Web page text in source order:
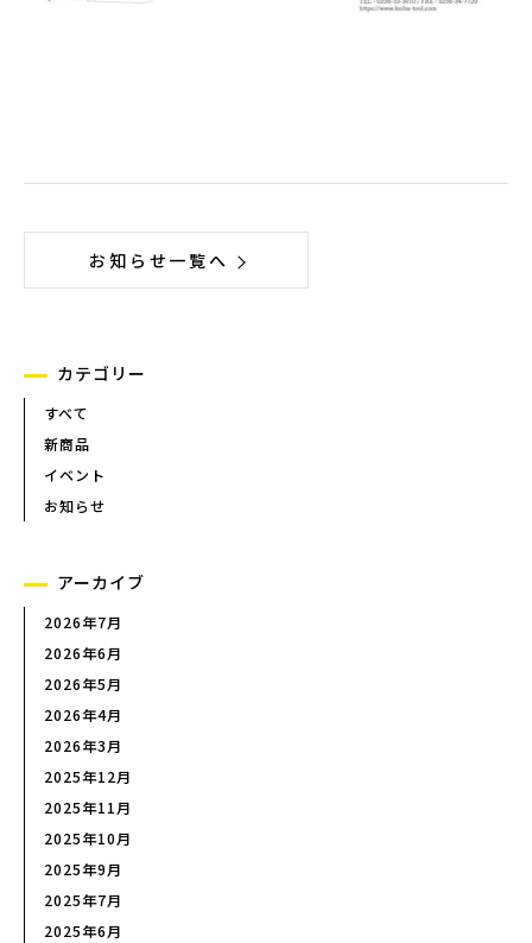
お知らせ一覧へ
カテゴリー
すべて
新商品
イベント
お知らせ
アーカイブ
2026年7月
2026年6月
2026年5月
2026年4月
2026年3月
2025年12月
2025年11月
2025年10月
2025年9月
2025年7月
2025年6月